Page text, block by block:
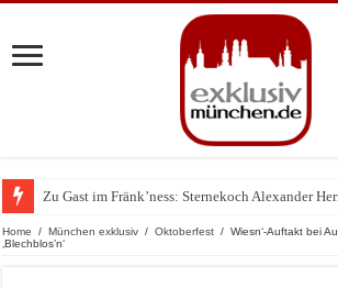
Zu Gast im Fränk’ness: Sternekoch Alexander
Warum München gerade zum Treffpunkt der
Home / München exklusiv / Oktoberfest / Wiesn‘-Auftakt bei
‚Blechblos’n‘